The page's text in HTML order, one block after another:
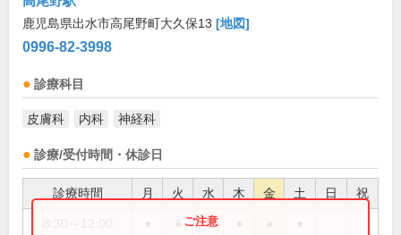
鹿児島県出水市高尾野町大久保13 [地図]
0996-82-3998
診療科目
皮膚科 内科 神経科
診療/受付時間・休診日
診療時間 月 火 水 木 金 土 日 祝
●